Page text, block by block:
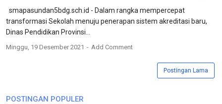
smapasundan5bdg.sch.id - Dalam rangka mempercepat
transformasi Sekolah menuju penerapan sistem akreditasi baru,
Dinas Pendidikan Provinsi...
Minggu, 19 Desember 2021 Add Comment
Postingan Lama
POSTINGAN POPULER